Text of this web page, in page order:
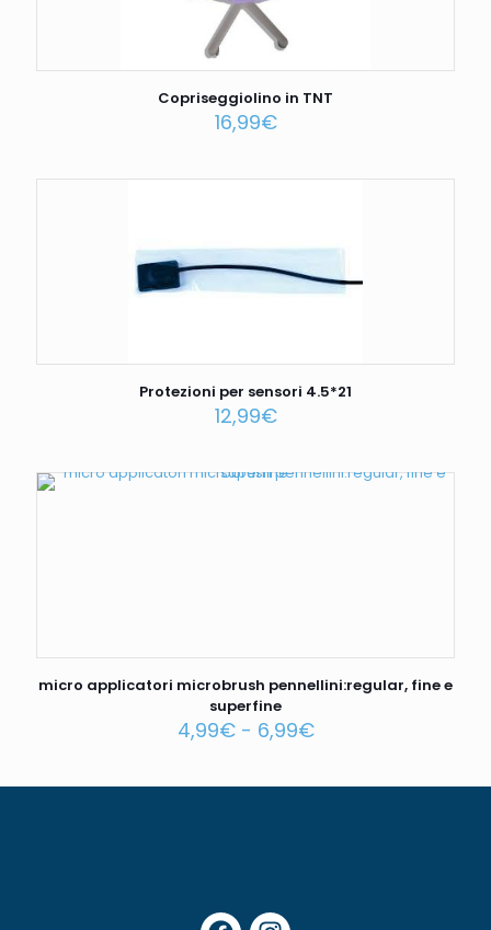
Copriseggiolino in TNT
16,99€
Protezioni per sensori 4.5*21
12,99€
micro applicatori microbrush pennellini:regular, fine e
superfine
4,99€ - 6,99€